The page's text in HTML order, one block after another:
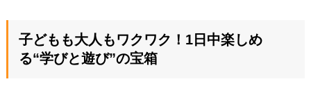
子どもも大人もワクワク！1日中楽しめ
る“学びと遊び”の宝箱